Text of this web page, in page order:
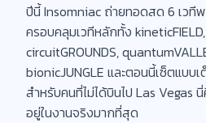
ปีนี้ Insomniac ถ่ายทอดสด 6 เวที
ครอบคลุมเวทีหลักทั้ง
circuitGROUNDS,
bionicJUNGLE และตอนนี้เซ็ตแบบ
สำหรับคนที่ไม่ได้บินไป Las Vegas
อยู่ในงานจริงมากที่สุด